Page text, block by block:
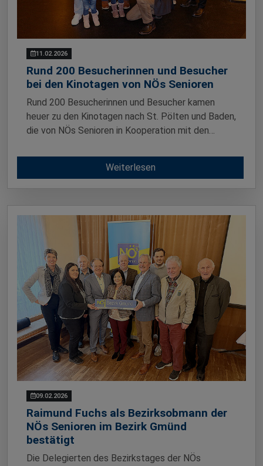
11.02.2026
Rund 200 Besucherinnen und Besucher
bei den Kinotagen von NÖs Senioren
Rund 200 Besucherinnen und Besucher kamen
heuer zu den Kinotagen nach St. Pölten und Baden,
die von NÖs Senioren in Kooperation mit den…
Weiterlesen
09.02.2026
Raimund Fuchs als Bezirksobmann der
NÖs Senioren im Bezirk Gmünd
bestätigt
Die Delegierten des Bezirkstages der NÖs